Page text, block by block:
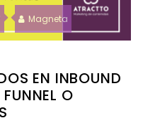
Magneta
EN INBOUND
O